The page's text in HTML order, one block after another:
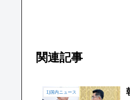
関連記事
1)国内ニュース